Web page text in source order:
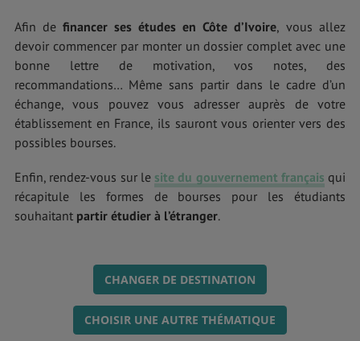
Afin de financer ses études en Côte d’Ivoire, vous allez
devoir commencer par monter un dossier complet avec une
bonne lettre de motivation, vos notes, des
recommandations… Même sans partir dans le cadre d’un
échange, vous pouvez vous adresser auprès de votre
établissement en France, ils sauront vous orienter vers des
possibles bourses.
Enfin, rendez-vous sur le site du gouvernement français qui
récapitule les formes de bourses pour les étudiants
souhaitant partir étudier à l’étranger.
CHANGER DE DESTINATION
CHOISIR UNE AUTRE THÉMATIQUE